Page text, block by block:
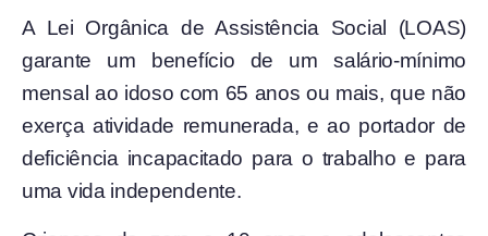
A Lei Orgânica de Assistência Social (LOAS)
garante um benefício de um salário-mínimo
mensal ao idoso com 65 anos ou mais, que não
exerça atividade remunerada, e ao portador de
deficiência incapacitado para o trabalho e para
uma vida independente.